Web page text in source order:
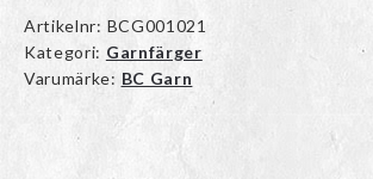
Artikelnr: BCG001021
Kategori: Garnfärger
Varumärke: BC Garn